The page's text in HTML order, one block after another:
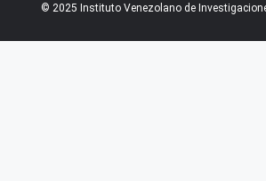
© 2025 Instituto Venezolano de